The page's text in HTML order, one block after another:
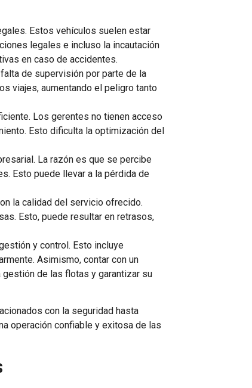
Estos vehículos suelen estar
legales e incluso la incautación
en caso de accidentes.
de supervisión por parte de la
viajes, aumentando el peligro tanto
Los gerentes no tienen acceso
Esto dificulta la optimización del
La razón es que se percibe
Esto puede llevar a la pérdida de
la calidad del servicio ofrecido.
Esto, puede resultar en retrasos,
y control. Esto incluye
Asimismo, contar con un
de las flotas y garantizar su
con la seguridad hasta
operación confiable y exitosa de las